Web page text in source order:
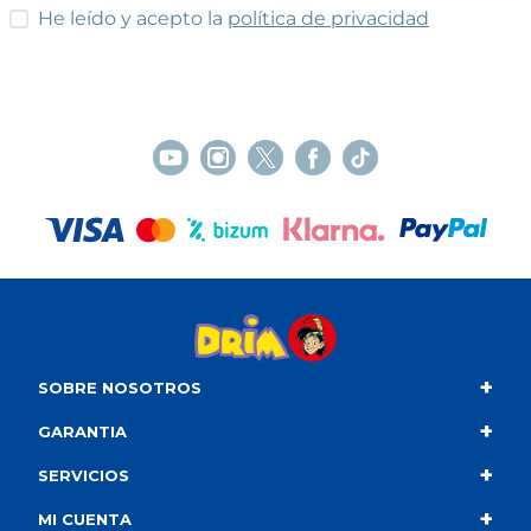
He leído y acepto las condiciones
He leído y acepto la política de privacidad
SOBRE NOSOTROS +
Contacto
Quiénes somos
Catálogo
GARANTIA +
Condiciones de compra
Política de privacidad
SERVICIOS +
Envío
MI CUENTA +